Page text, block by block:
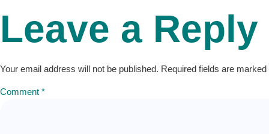
Leave a Reply
Your email address will not be published. Required fields are marked
Comment *